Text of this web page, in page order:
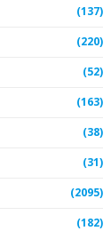
(137)
(220)
(52)
(163)
(38)
(31)
(2095)
(182)